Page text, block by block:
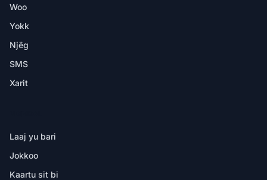
Woo
Yokk
Njëg
SMS
Xarit
Laaj yu bari
Jokkoo
Kaartu sit bi